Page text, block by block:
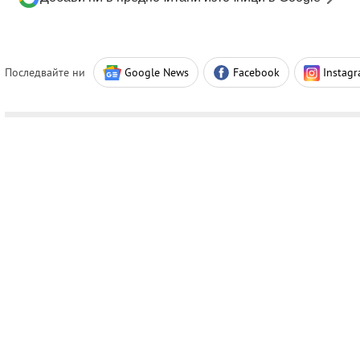
Последвайте ни Google News Facebook